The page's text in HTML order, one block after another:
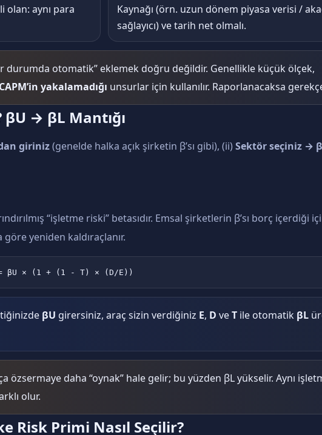
aynı para
Kaynağı (örn. uzun dönem piyasa verisi /
sağlayıcı) ve tarih net olmalı.
durumda otomatik” eklemek doğru değildir. Genellikle küçük ölçek,
CAPM’in yakalamadığı unsurlar için kullanılır. Raporlanacaksa
→ βL Mantığı
giriniz(genelde halka açık şirketin β’sı gibi), (ii) Sektör seçiniz →
“işletme riski” betasıdır. Emsal şirketlerin β’sı borç içerdiği
göre yeniden kaldıraçlanır.
βU × (1 + (1 - T) × (D/E))
βU girersiniz, araç sizin verdiğiniz E, D veT ile otomatik βL
özsermaye daha “oynak” hale gelir; bu yüzden βL yükselir. Aynı
olur.
Risk Primi Nasıl Seçilir?